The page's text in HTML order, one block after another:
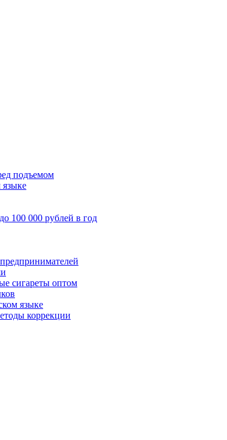
подъемом
языке
100 000 рублей в год
сигареты оптом
языке
коррекции